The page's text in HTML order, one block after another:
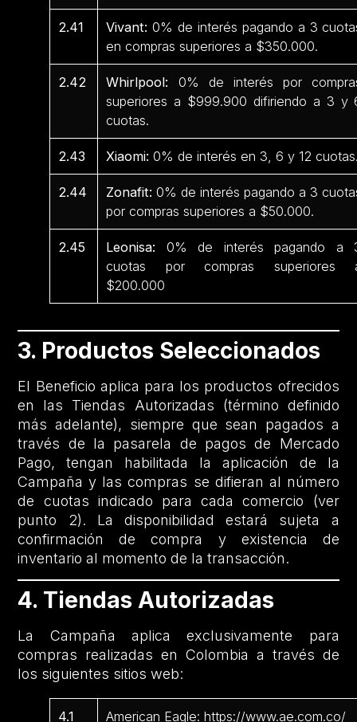
2.41 Vivant: 0% de interés pagando a 3
en compras superiores a $350.000.
2.42 Whirlpool: 0% de interés por
superiores a $999.900 difiriendo a 3 y
cuotas.
2.43 Xiaomi: 0% de interés en 3, 6 y 12
2.44 Zonafit: 0% de interés pagando a 3
por compras superiores a $50.000.
2.45 Leonisa: 0% de interés pagando a
cuotas por compras superiores
$200.000
3. Productos Seleccionados
El Beneficio aplica para los productos ofrecidos
en las Tiendas Autorizadas (término definido
más adelante), siempre que sean pagados a
través de la pasarela de pagos de Mercado
Pago, tengan habilitada la aplicación de la
Campaña y las compras se difieran al número
de cuotas indicado para cada comercio (ver
punto 2). La disponibilidad estará sujeta a
confirmación de compra y existencia de
inventario al momento de la transacción.
4. Tiendas Autorizadas
La Campaña aplica exclusivamente para
compras realizadas en Colombia a través de
los siguientes sitios web:
4.1 American Eagle: https://www.ae.com.co/